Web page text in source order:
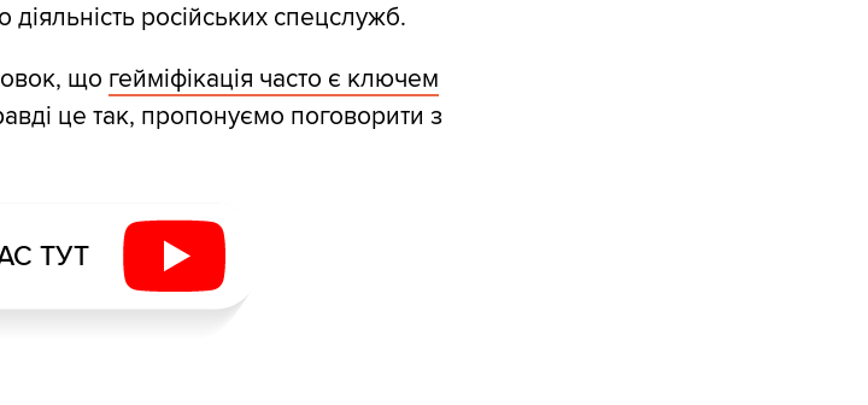
діяльність російських спецслужб.
що гейміфікація часто є ключем
це так, пропонуємо поговорити з
ТУТ